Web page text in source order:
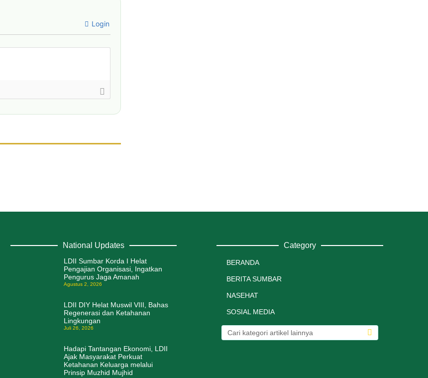
Login
National Updates
LDII Sumbar Korda I Helat
Pengajian Organisasi, Ingatkan
Pengurus Jaga Amanah
Agustus 2, 2026
LDII DIY Helat Muswil VIII, Bahas
Regenerasi dan Ketahanan
Lingkungan
Juli 26, 2026
Hadapi Tantangan Ekonomi, LDII
Ajak Masyarakat Perkuat
Ketahanan Keluarga melalui
Prinsip Muzhid Mujhid
Category
BERANDA
BERITA SUMBAR
NASEHAT
SOSIAL MEDIA